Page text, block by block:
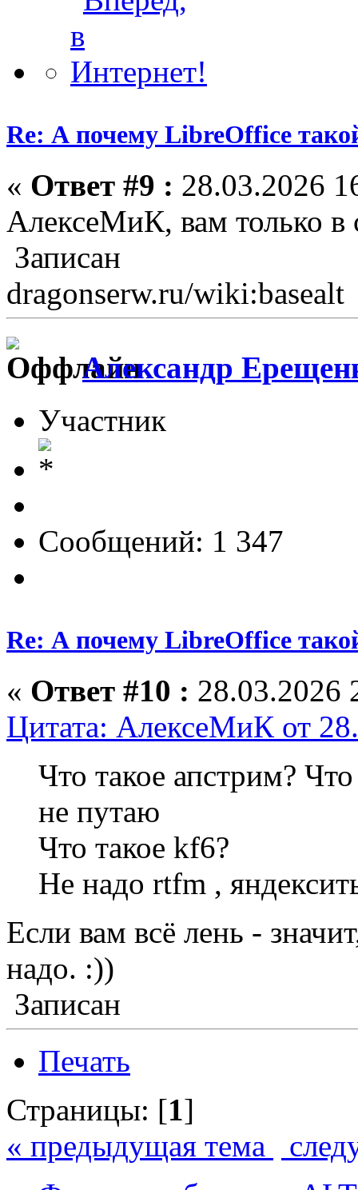
Re: А почему LibreOffice
« Ответ #9 : 28.03.2026
АлексеМиК, вам только в
Записан
dragonserw.ru/wiki:basealt
Александр
Участник
Сообщений: 1 347
Re: А почему LibreOffice
« Ответ #10 : 28.03.2026
Цитата: АлексеМиК от
Что такое апстрим?
не путаю
Что такое kf6?
Не надо rtfm ,
Если вам всё лень -
надо. :))
Записан
Печать
Страницы: [1]
« предыдущая тема